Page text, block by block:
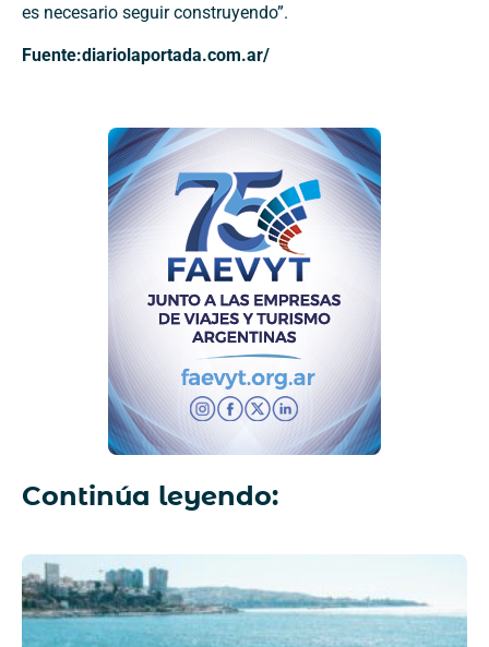
es necesario seguir construyendo”.
Fuente:diariolaportada.com.ar/
Continúa leyendo: